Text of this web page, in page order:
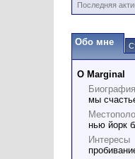
Последняя
Обо мне
О Marginal
Биография
мы
нью йорк
Интересы